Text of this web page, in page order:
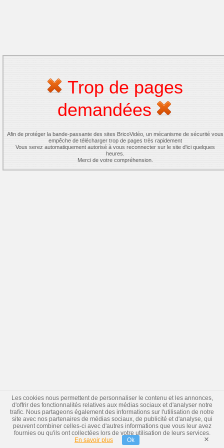
Trop de pages
demandées
Afin de protéger la bande-passante des sites BricoVidéo, un mécanisme de sécurité vous
empêche de télécharger trop de pages très rapidement
Vous serez automatiquement autorisé à vous reconnecter sur le site d'ici quelques
heures.
Merci de votre compréhension.
Les cookies nous permettent de personnaliser le contenu et les annonces,
d'offrir des fonctionnalités relatives aux médias sociaux et d'analyser notre
trafic. Nous partageons également des informations sur l'utilisation de notre
site avec nos partenaires de médias sociaux, de publicité et d'analyse, qui
peuvent combiner celles-ci avec d'autres informations que vous leur avez
fournies ou qu'ils ont collectées lors de votre utilisation de leurs services.
En savoir plus
Ok ×